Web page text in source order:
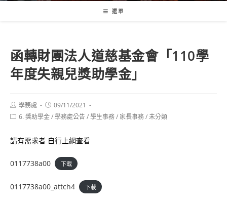
選單
函轉財團法人道慈基金會「110學
年度失親兒獎助學金」
Post
author:
學務處
Post
published:
09/11/2021
Post6. 獎助學金/學務處公告/學生事務/ 家長事務/未分類
請有需求者 自行上網查看
0117738a00 下載
0117738a00_attch4 下載